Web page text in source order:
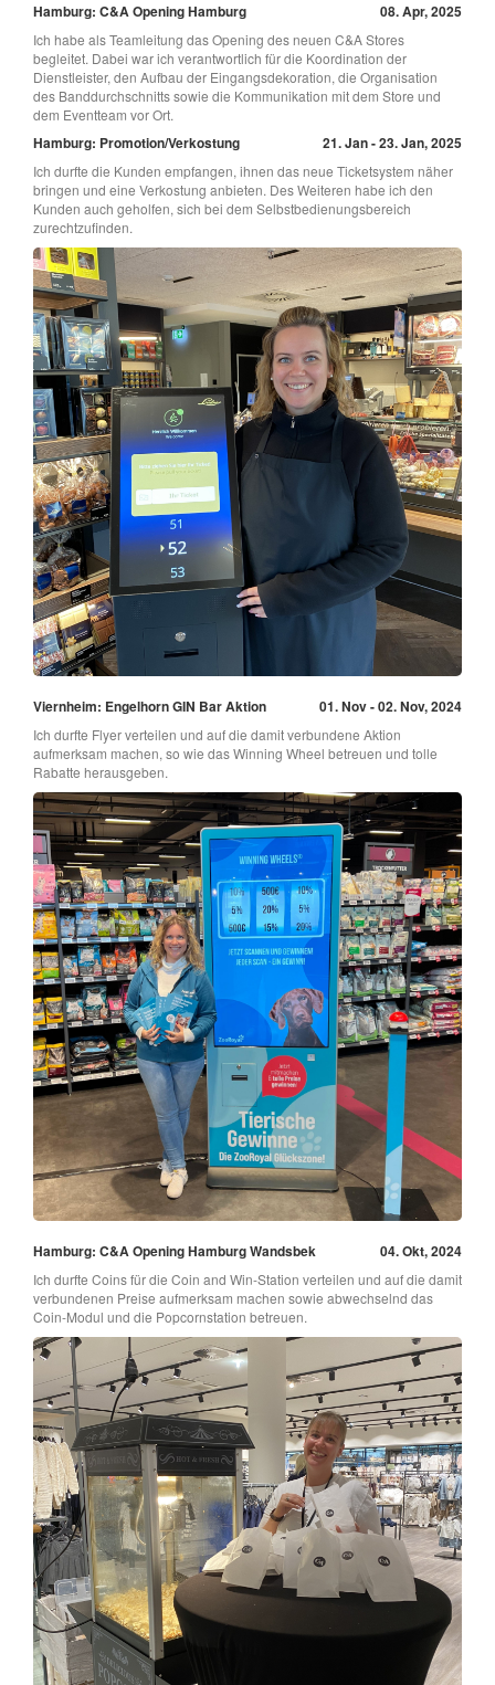
Hamburg: C&A Opening Hamburg 08. Apr, 2025
Ich habe als Teamleitung das Opening des neuen C&A Stores
begleitet. Dabei war ich verantwortlich für die Koordination der
Dienstleister, den Aufbau der Eingangsdekoration, die Organisation
des Banddurchschnitts sowie die Kommunikation mit dem Store und
dem Eventteam vor Ort.
Hamburg: Promotion/Verkostung 21. Jan - 23. Jan, 2025
Ich durfte die Kunden empfangen, ihnen das neue Ticketsystem näher
bringen und eine Verkostung anbieten. Des Weiteren habe ich den
Kunden auch geholfen, sich bei dem Selbstbedienungsbereich
zurechtzufinden.
Viernheim: Engelhorn GIN Bar Aktion 01. Nov - 02. Nov, 2024
Ich durfte Flyer verteilen und auf die damit verbundene Aktion
aufmerksam machen, so wie das Winning Wheel betreuen und tolle
Rabatte herausgeben.
Hamburg: C&A Opening Hamburg Wandsbek 04. Okt, 2024
Ich durfte Coins für die Coin and Win-Station verteilen und auf die damit
verbundenen Preise aufmerksam machen sowie abwechselnd das
Coin-Modul und die Popcornstation betreuen.